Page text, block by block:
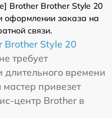
Brother Brother Style 20
оформлении заказа на
связи.
Brother Style 20
требует
длительного времени
привезет
центр Brother в